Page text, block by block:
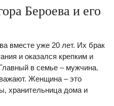
Бероева и его
вместе уже 20 лет. Их брак
и оказался крепким и
в семье – мужчина.
Женщина – это
хранительница дома и